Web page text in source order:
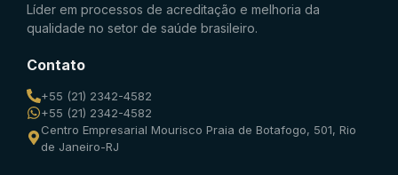
Líder em processos de acreditação e melhoria da
qualidade no setor de saúde brasileiro.
Contato
+55 (21) 2342-4582
+55 (21) 2342-4582
Centro Empresarial Mourisco Praia de Botafogo, 501, Rio
de Janeiro-RJ